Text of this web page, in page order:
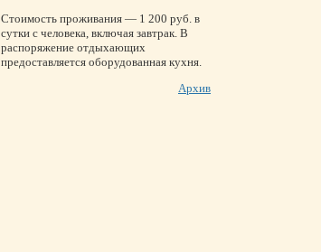
Стоимость проживания — 1 200 руб. в
сутки с человека, включая завтрак. В
распоряжение отдыхающих
предоставляется оборудованная кухня.
Архив